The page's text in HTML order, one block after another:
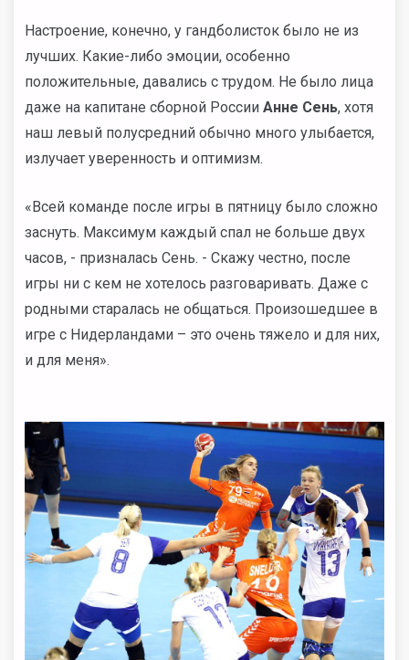
Настроение, конечно, у гандболисток было не из
лучших. Какие-либо эмоции, особенно
положительные, давались с трудом. Не было лица
даже на капитане сборной России Анне Сень, хотя
наш левый полусредний обычно много улыбается,
излучает уверенность и оптимизм.
«Всей команде после игры в пятницу было сложно
заснуть. Максимум каждый спал не больше двух
часов, - призналась Сень. - Скажу честно, после
игры ни с кем не хотелось разговаривать. Даже с
родными старалась не общаться. Произошедшее в
игре с Нидерландами – это очень тяжело и для них,
и для меня».